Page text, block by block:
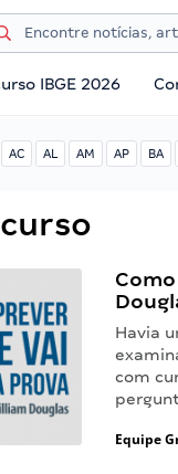
IBGE 2026
AC AL AM AP BA
Havia
com
Equipe